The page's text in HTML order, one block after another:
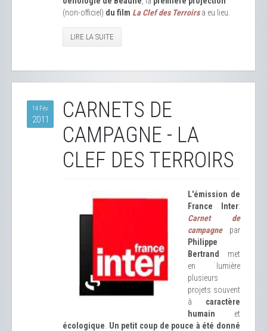
(non-officiel) du film La Clef des Terroirsa eu lieu.
LIRE LA SUITE
14 Fév
2011
CARNETS DE
CAMPAGNE - LA
CLEF DES TERROIRS
L'émission de
France Inter:
Carnet de
campagnepar
Philippe
Bertrand
met
en lumière
plusieurs
projets souvent
à caractère
humain et
écologique Un petit coup de pouce à été donné